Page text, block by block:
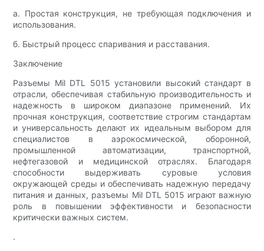
а. Простая конструкция, не требующая подключения и
использования.
б. Быстрый процесс спаривания и расставания.
Заключение
Разъемы Mil DTL 5015 установили высокий стандарт в
отрасли, обеспечивая стабильную производительность и
надежность в широком диапазоне применений. Их
прочная конструкция, соответствие строгим стандартам
и универсальность делают их идеальным выбором для
специалистов в аэрокосмической, оборонной,
промышленной автоматизации, транспортной,
нефтегазовой и медицинской отраслях. Благодаря
способности выдерживать суровые условия
окружающей среды и обеспечивать надежную передачу
питания и данных, разъемы Mil DTL 5015 играют важную
роль в повышении эффективности и безопасности
критически важных систем.
.